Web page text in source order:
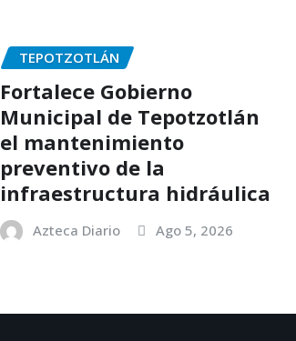
TEPOTZOTLÁN
Fortalece Gobierno
Municipal de Tepotzotlán
el mantenimiento
preventivo de la
infraestructura hidráulica
Azteca Diario Ago 5, 2026